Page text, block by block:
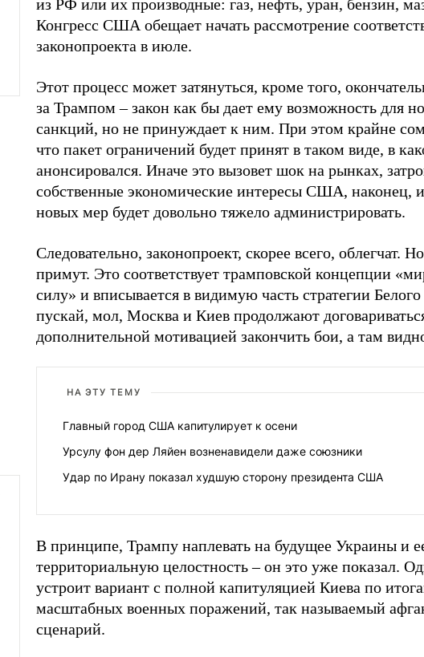
из РФ или их производные: газ, нефть, уран, бензин,
Конгресс США обещает начать рассмотрение
законопроекта в июле.
Этот процесс может затянуться, кроме того,
за Трампом – закон как бы дает ему возможность для
санкций, но не принуждает к ним. При этом крайне
что пакет ограничений будет принят в таком виде, в
анонсировался. Иначе это вызовет шок на рынках,
собственные экономические интересы США, наконец,
новых мер будет довольно тяжело администрировать.
Следовательно, законопроект, скорее всего, облегчат.
примут. Это соответствует трамповской концепции
силу» и вписывается в видимую часть стратегии
пускай, мол, Москва и Киев продолжают
дополнительной мотивацией закончить бои, а там
НА ЭТУ ТЕМУ
Главный город США капитулирует к осени
Урсулу фон дер Ляйен возненавидели даже союзники
Удар по Ирану показал худшую сторону президента США
В принципе, Трампу наплевать на будущее Украины и
территориальную целостность – он это уже показал.
устроит вариант с полной капитуляцией Киева по
масштабных военных поражений, так называемый
сценарий.